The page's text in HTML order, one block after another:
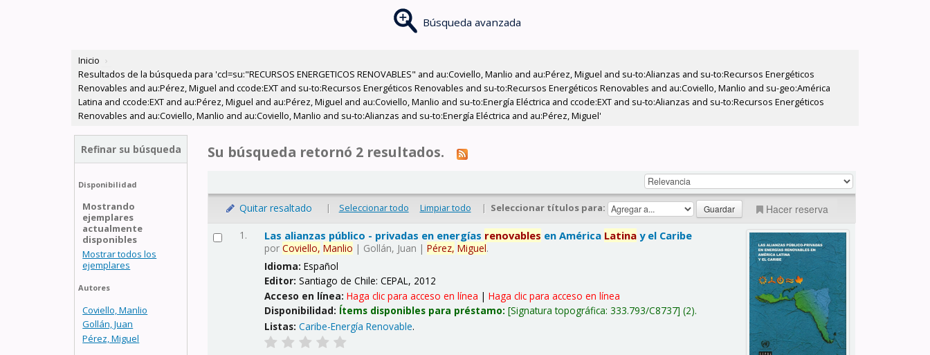
Búsqueda avanzada
Inicio ›
Resultados de la búsqueda para 'ccl=su:"RECURSOS ENERGETICOS RENOVABLES" and au:Coviello, Manlio and au:Pérez, Miguel and su-to:Alianzas and su-to:Recursos Energéticos
Renovables and au:Pérez, Miguel and ccode:EXT and su-to:Recursos Energéticos Renovables and su-to:Recursos Energéticos Renovables and au:Coviello, Manlio and su-geo:América
Latina and ccode:EXT and au:Pérez, Miguel and au:Pérez, Miguel and au:Coviello, Manlio and su-to:Energía Eléctrica and ccode:EXT and su-to:Alianzas and su-to:Recursos Energéticos
Renovables and au:Coviello, Manlio and au:Coviello, Manlio and su-to:Alianzas and su-to:Energía Eléctrica and au:Pérez, Miguel'
Refinar su búsqueda
Disponibilidad
Mostrando
ejemplares
actualmente
disponibles
Mostrar todos los
ejemplares
Autores
Coviello, Manlio
Gollán, Juan
Pérez, Miguel
Su búsqueda retornó 2 resultados.
Quitar resaltado | Seleccionar todo Limpiar todo | Seleccionar títulos para: Hacer reserva
1. Las alianzas público - privadas en energías renovables en América Latina y el Caribe
porCoviello, Manlio | Gollán, Juan |Pérez, Miguel.
Idioma:Español
Editor:Santiago de Chile: CEPAL, 2012
Acceso en línea:Haga clic para acceso en línea |Haga clic para acceso en línea
Disponibilidad: Ítems disponibles para préstamo: Signatura topográfica:333.793/C8737 (2).
Listas: Caribe-Energía Renovable.